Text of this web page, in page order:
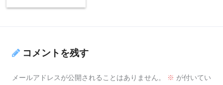
コメントを残す
メールアドレスが公開されることはありません。 ※ が付いてい